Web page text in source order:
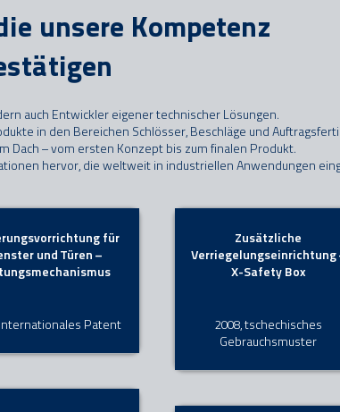
unsere Kompetenz
auch Entwickler eigener technischer Lösungen.
in den Bereichen Schlösser, Beschläge und
Dach – vom ersten Konzept bis zum finalen Produkt.
hervor, die weltweit in industriellen Anwendungen
für
und Türen –
internationales Patent
Zusätzliche
Verriegelungseinrichtung
X-Safety Box
2008, tschechisches
Gebrauchsmuster